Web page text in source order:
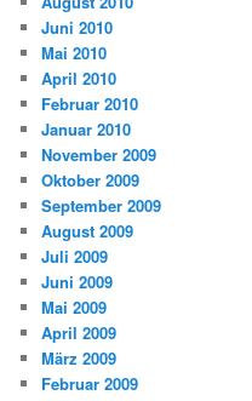
Juni 2010
Mai 2010
April 2010
Februar 2010
Januar 2010
November 2009
Oktober 2009
September 2009
August 2009
Juli 2009
Juni 2009
Mai 2009
April 2009
März 2009
Februar 2009